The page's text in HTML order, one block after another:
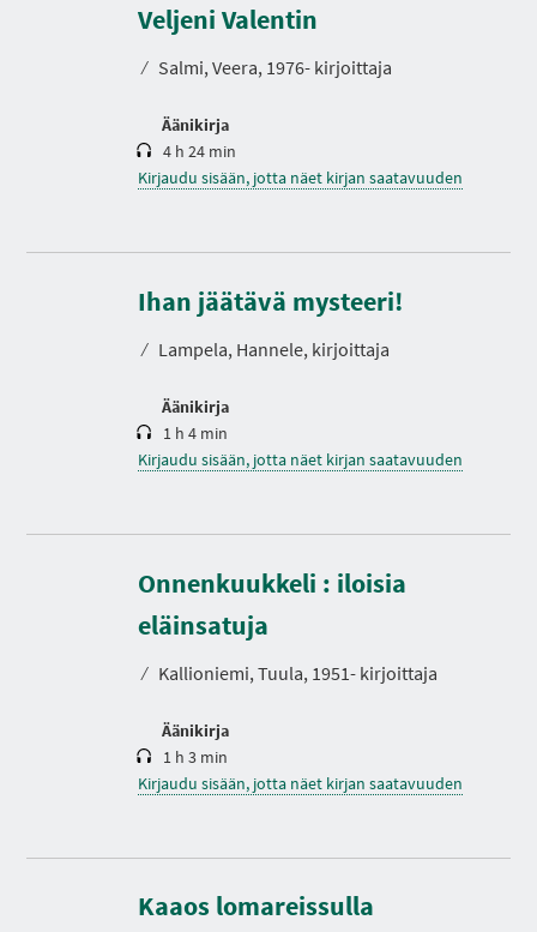
Veljeni Valentin
⁄ Salmi, Veera, 1976- kirjoittaja
Äänikirja
s
t
4 h 24 min
Kirjaudu sisään, jotta näet kirjan saatavuuden
Ihan jäätävä mysteeri!
⁄ Lampela, Hannele, kirjoittaja
Äänikirja
K
s
t
1 h 4 min
Kirjaudu sisään, jotta näet kirjan saatavuuden
Onnenkuukkeli : iloisia
eläinsatuja
⁄ Kallioniemi, Tuula, 1951- kirjoittaja
Äänikirja
K
e
s
t
1 h 3 min
Kirjaudu sisään, jotta näet kirjan saatavuuden
Kaaos lomareissulla
K
s
t